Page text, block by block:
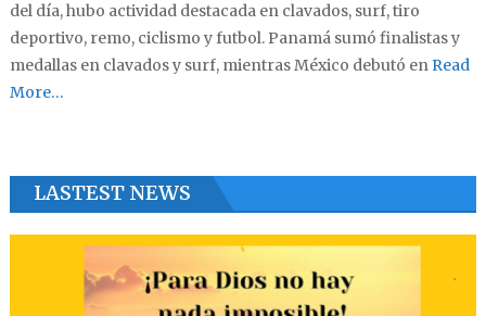
del día, hubo actividad destacada en clavados, surf, tiro
deportivo, remo, ciclismo y futbol. Panamá sumó finalistas y
medallas en clavados y surf, mientras México debutó enRead
More…
LASTEST NEWS